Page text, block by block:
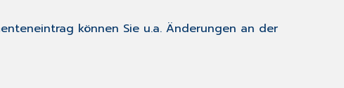
können Sie u.a. Änderungen an der